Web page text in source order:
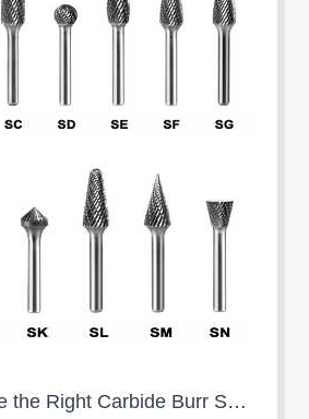
How to Choose the Right Carbide Burr Shape & Cut Style for Your Project